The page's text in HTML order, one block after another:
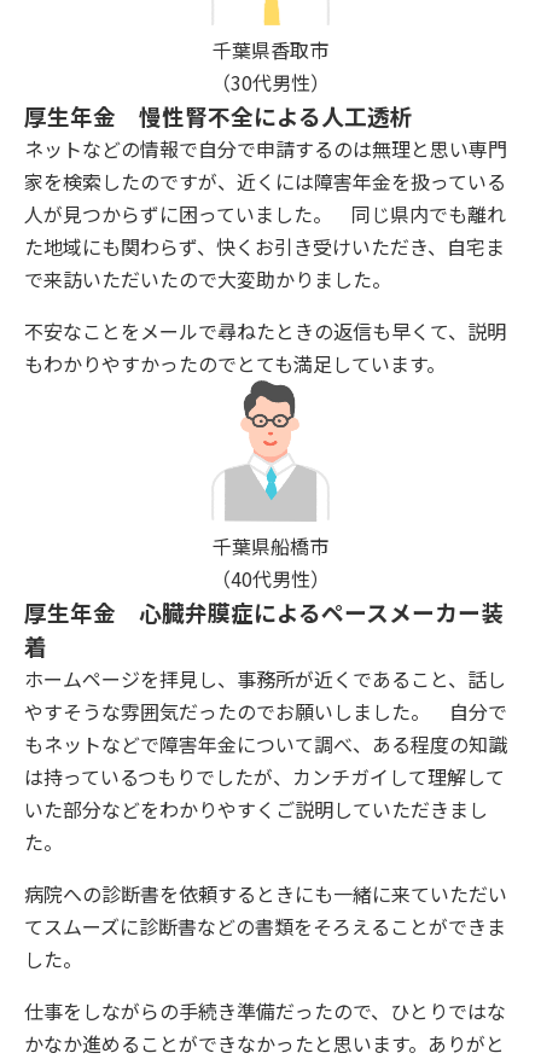
千葉県香取市
（30代男性）
厚生年金 慢性腎不全による人工透析
ネットなどの情報で自分で申請するのは無理と思い専門
家を検索したのですが、近くには障害年金を扱っている
人が見つからずに困っていました。 同じ県内でも離れ
た地域にも関わらず、快くお引き受けいただき、自宅ま
で来訪いただいたので大変助かりました。
不安なことをメールで尋ねたときの返信も早くて、説明
もわかりやすかったのでとても満足しています。
千葉県船橋市
（40代男性）
厚生年金 心臓弁膜症によるペースメーカー装
着
ホームページを拝見し、事務所が近くであること、話し
やすそうな雰囲気だったのでお願いしました。 自分で
もネットなどで障害年金について調べ、ある程度の知識
は持っているつもりでしたが、カンチガイして理解して
いた部分などをわかりやすくご説明していただきまし
た。
病院への診断書を依頼するときにも一緒に来ていただい
てスムーズに診断書などの書類をそろえることができま
した。
仕事をしながらの手続き準備だったので、ひとりではな
かなか進めることができなかったと思います。ありがと